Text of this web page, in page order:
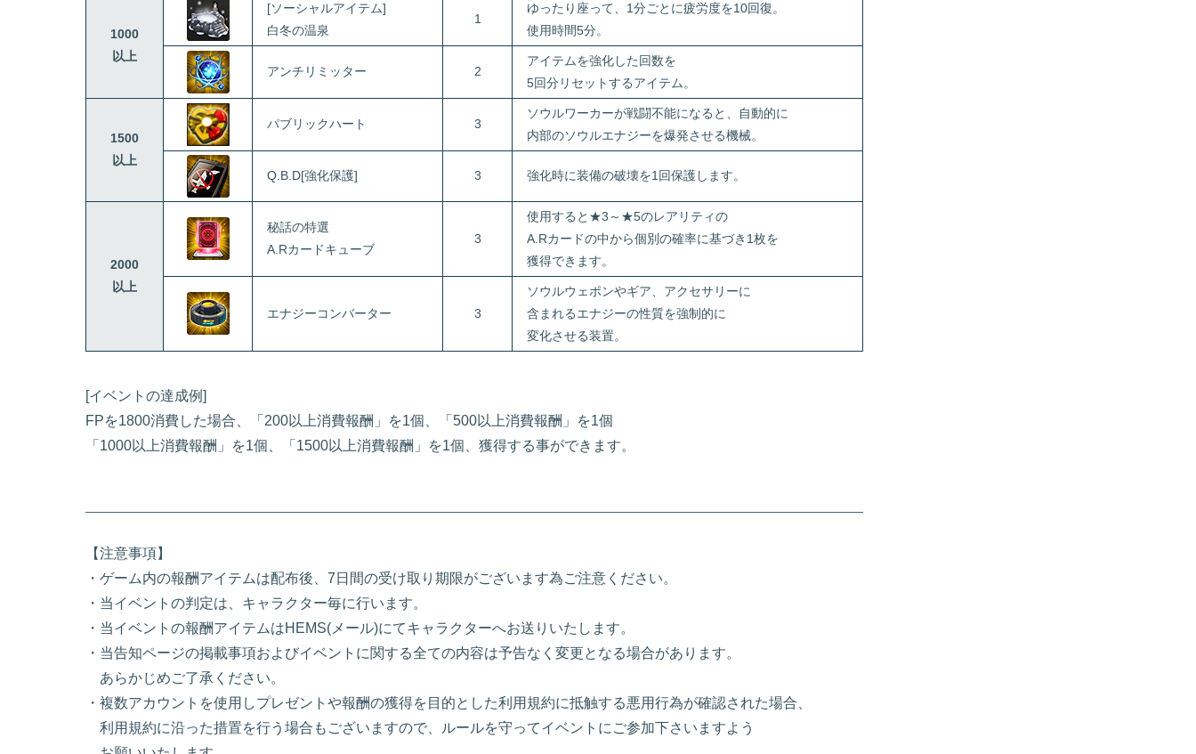
1000
以上
[ソーシャルアイテム]
白冬の温泉
1
ゆったり座って、1分ごとに疲労度を10回復。
使用時間5分。
アンチリミッター 2
アイテムを強化した回数を
5回分リセットするアイテム。
1500
以上
パブリックハート 3
ソウルワーカーが戦闘不能になると、自動的に
内部のソウルエナジーを爆発させる機械。
Q.B.D[強化保護] 3 強化時に装備の破壊を1回保護します。
2000
以上
秘話の特選
A.Rカードキューブ
3
使用すると★3～★5のレアリティの
A.Rカードの中から個別の確率に基づき1枚を
獲得できます。
エナジーコンバーター 3
ソウルウェポンやギア、アクセサリーに
含まれるエナジーの性質を強制的に
変化させる装置。
[イベントの達成例]
FPを1800消費した場合、「200以上消費報酬」を1個、「500以上消費報酬」を1個
「1000以上消費報酬」を1個、「1500以上消費報酬」を1個、獲得する事ができます。
【注意事項】
・ゲーム内の報酬アイテムは配布後、7日間の受け取り期限がございます為ご注意ください。
・当イベントの判定は、キャラクター毎に行います。
・当イベントの報酬アイテムはHEMS(メール)にてキャラクターへお送りいたします。
・当告知ページの掲載事項およびイベントに関する全ての内容は予告なく変更となる場合があります。
あらかじめご了承ください。
・複数アカウントを使用しプレゼントや報酬の獲得を目的とした利用規約に抵触する悪用行為が確認された場合、
利用規約に沿った措置を行う場合もございますので、ルールを守ってイベントにご参加下さいますよう